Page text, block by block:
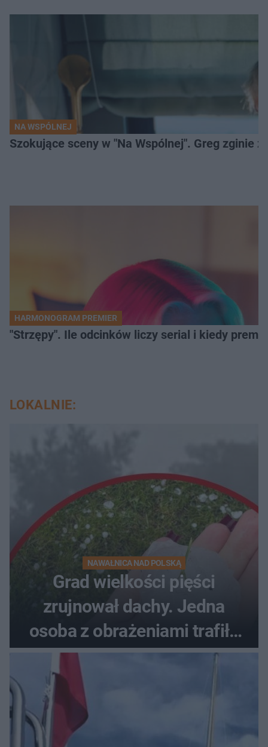
NA WSPÓLNEJ
Szokujące sceny w "Na Wspólnej". Greg zginie z
HARMONOGRAM PREMIER
"Strzępy". Ile odcinków liczy serial i kiedy
LOKALNIE:
NAWAŁNICA NAD POLSKĄ
Grad wielkości pięści
zrujnował dachy. Jedna
osoba z obrażeniami trafiła
do szpitala